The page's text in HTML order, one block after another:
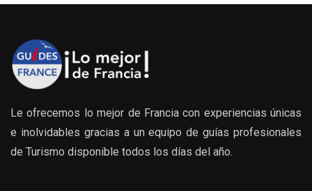
Le ofrecemos lo mejor de Francia con experiencias únicas
e inolvidables gracias a un equipo de guías profesionales
de Turismo disponible todos los días del año.